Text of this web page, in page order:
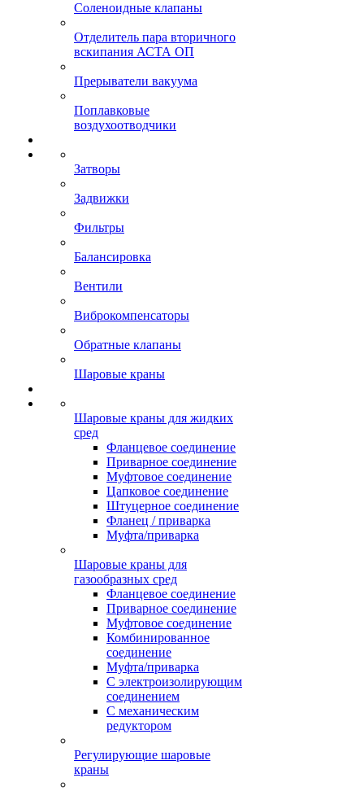
Соленоидные клапаны
Отделитель пара вторичного
вскипания АСТА ОП
Прерыватели вакуума
Поплавковые
воздухоотводчики
Затворы
Задвижки
Фильтры
Балансировка
Вентили
Виброкомпенсаторы
Обратные клапаны
Шаровые краны
Шаровые краны для жидких
сред
Фланцевое соединение
Приварное соединение
Муфтовое соединение
Цапковое соединение
Штуцерное соединение
Фланец / приварка
Муфта/приварка
Шаровые краны для
газообразных сред
Фланцевое соединение
Приварное соединение
Муфтовое соединение
Комбинированное
соединение
Муфта/приварка
С электроизолирующим
соединением
С механическим
редуктором
Регулирующие шаровые
краны